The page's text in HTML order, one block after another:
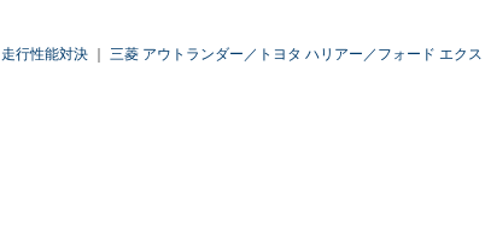
行性能対決
三菱 アウトランダー／トヨタ ハリアー／フォード エクス